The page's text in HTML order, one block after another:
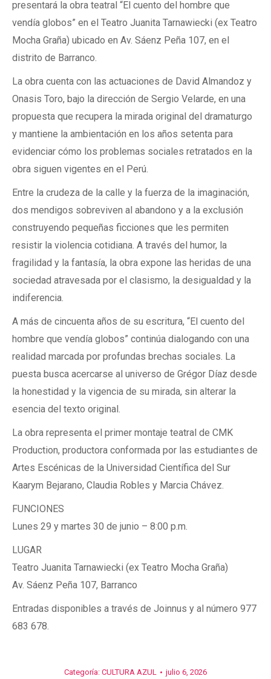
presentará la obra teatral “El cuento del hombre que
vendía globos” en el Teatro Juanita Tarnawiecki (ex Teatro
Mocha Graña) ubicado en Av. Sáenz Peña 107, en el
distrito de Barranco.
La obra cuenta con las actuaciones de David Almandoz y
Onasis Toro, bajo la dirección de Sergio Velarde, en una
propuesta que recupera la mirada original del dramaturgo
y mantiene la ambientación en los años setenta para
evidenciar cómo los problemas sociales retratados en la
obra siguen vigentes en el Perú.
Entre la crudeza de la calle y la fuerza de la imaginación,
dos mendigos sobreviven al abandono y a la exclusión
construyendo pequeñas ficciones que les permiten
resistir la violencia cotidiana. A través del humor, la
fragilidad y la fantasía, la obra expone las heridas de una
sociedad atravesada por el clasismo, la desigualdad y la
indiferencia.
A más de cincuenta años de su escritura, “El cuento del
hombre que vendía globos” continúa dialogando con una
realidad marcada por profundas brechas sociales. La
puesta busca acercarse al universo de Grégor Díaz desde
la honestidad y la vigencia de su mirada, sin alterar la
esencia del texto original.
La obra representa el primer montaje teatral de CMK
Production, productora conformada por las estudiantes de
Artes Escénicas de la Universidad Científica del Sur
Kaarym Bejarano, Claudia Robles y Marcia Chávez.
FUNCIONES
Lunes 29 y martes 30 de junio – 8:00 p.m.
LUGAR
Teatro Juanita Tarnawiecki (ex Teatro Mocha Graña)
Av. Sáenz Peña 107, Barranco
Entradas disponibles a través de Joinnus y al número 977
683 678.
Categoría: CULTURA AZUL julio 6, 2026